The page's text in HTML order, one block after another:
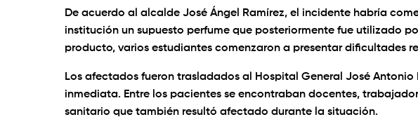
De acuerdo al alcalde José Ángel Ramírez, el incidente habría
institución un supuesto perfume que posteriormente fue utilizado
producto, varios estudiantes comenzaron a presentar dificultades
Los afectados fueron trasladados al Hospital General José
inmediata. Entre los pacientes se encontraban docentes,
sanitario que también resultó afectado durante la situación.